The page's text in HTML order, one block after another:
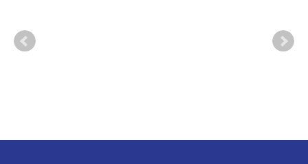
Hội thảo “Bảo vệ con yêu từ trong bụng